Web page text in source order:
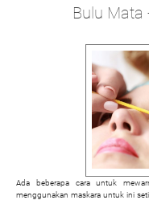
Bulu Mata
Ada beberapa cara untuk
menggunakan maskara untuk ini